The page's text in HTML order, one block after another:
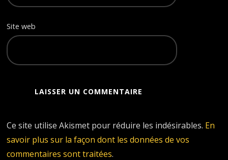
Site web
Ce site utilise Akismet pour réduire les indésirables. En
savoir plus sur la façon dont les données de vos
commentaires sont traitées.